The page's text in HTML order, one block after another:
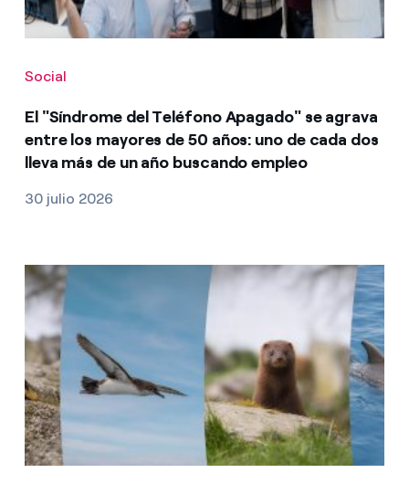
Social
El "Síndrome del Teléfono Apagado" se agrava
entre los mayores de 50 años: uno de cada dos
lleva más de un año buscando empleo
30 julio 2026